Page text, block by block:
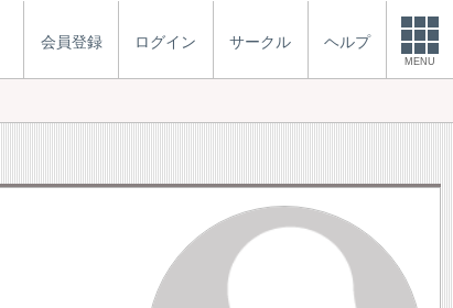
会員登録 ログイン サークル ヘルプ
MENU